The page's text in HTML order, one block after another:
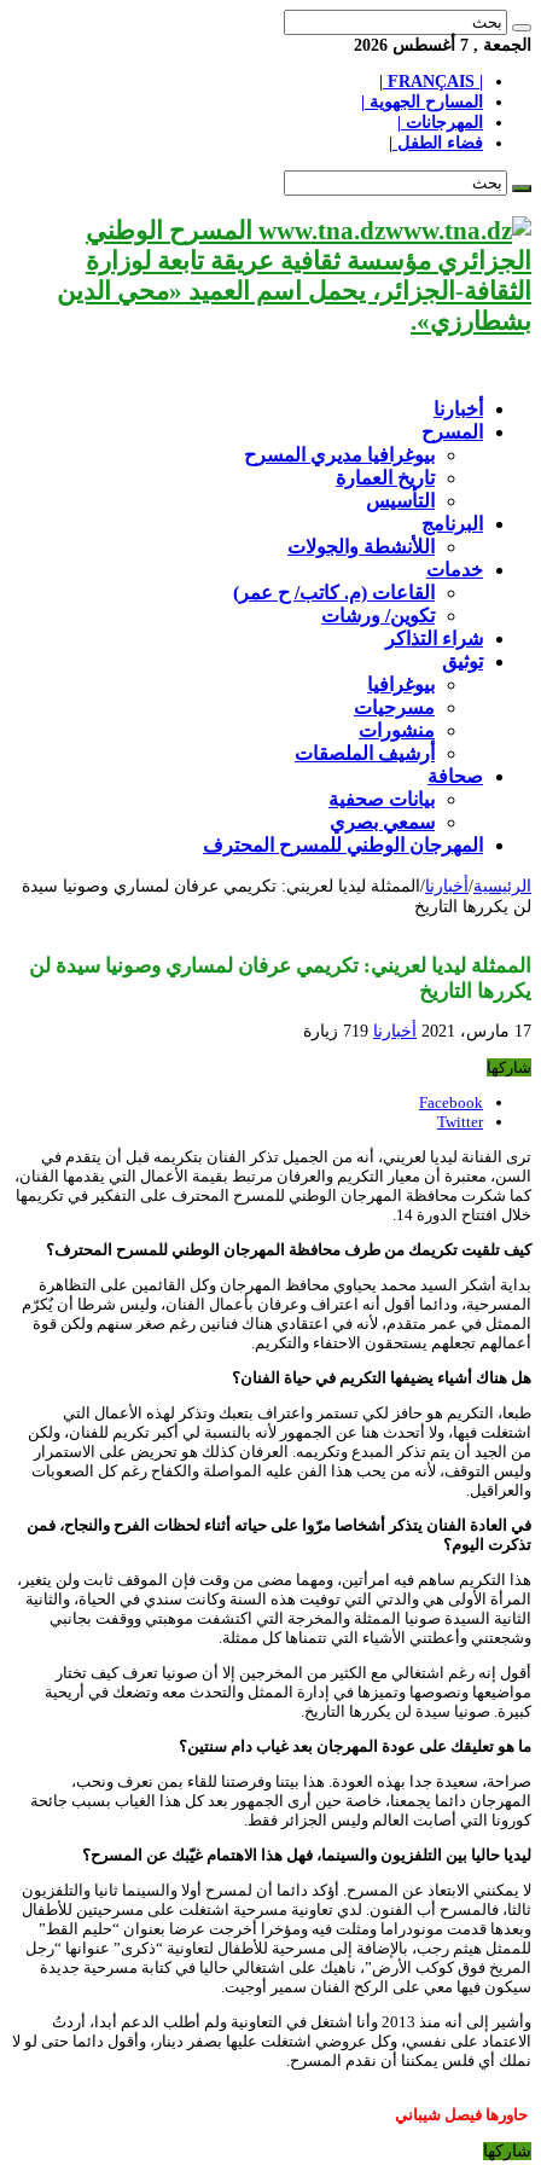
الجمعة , 7 أغسطس 2026
المسارح الجهوية |
المهرجانات |
فضاء الطفل |
www.tna.dz المسرح الوطني
الجزائري مؤسسة ثقافية عريقة تابعة لوزارة
الثقافة-الجزائر، يحمل اسم العميد «محي الدين
بشطارزي».
أخبارنا
المسرح
بيوغرافيا مديري المسرح
تاريخ العمارة
التأسيس
البرنامج
اللأنشطة والجولات
خدمات
القاعات (م. كاتب/ ح عمر)
تكوين/ ورشات
شراء التذاكر
توثيق
بيوغرافيا
مسرحيات
منشورات
أرشيف الملصقات
صحافة
بيانات صحفية
سمعي بصري
المهرجان الوطني للمسرح المحترف
الرئيسية/ أخبارنا/ الممثلة ليديا لعريني: تكريمي عرفان لمساري وصونيا سيدة
لن يكررها التاريخ
الممثلة ليديا لعريني: تكريمي عرفان لمساري وصونيا سيدة لن
يكررها التاريخ
17 مارس، 2021 أخبارنا 719 زيارة
شاركها
Facebook
Twitter
ترى الفنانة ليديا لعريني، أنه من الجميل تذكر الفنان بتكريمه قبل أن يتقدم في
السن، معتبرة أن معيار التكريم والعرفان مرتبط بقيمة الأعمال التي يقدمها الفنان،
كما شكرت محافظة المهرجان الوطني للمسرح المحترف على التفكير في تكريمها
خلال افتتاح الدورة 14.
كيف تلقيت تكريمك من طرف محافظة المهرجان الوطني للمسرح المحترف؟
بداية أشكر السيد محمد يحياوي محافظ المهرجان وكل القائمين على التظاهرة
المسرحية، ودائما أقول أنه اعتراف وعرفان بأعمال الفنان، وليس شرطا أن يٌكرّم
الممثل في عمر متقدم، لأنه في اعتقادي هناك فنانين رغم صغر سنهم ولكن قوة
أعمالهم تجعلهم يستحقون الاحتفاء والتكريم.
هل هناك أشياء يضيفها التكريم في حياة الفنان؟
طبعا، التكريم هو حافز لكي تستمر واعتراف بتعبك وتذكر لهذه الأعمال التي
اشتغلت فيها، ولا أتحدث هنا عن الجمهور لأنه بالنسبة لي أكبر تكريم للفنان، ولكن
من الجيد أن يتم تذكر المبدع وتكريمه. العرفان كذلك هو تحريض على الاستمرار
وليس التوقف، لأنه من يحب هذا الفن عليه المواصلة والكفاح رغم كل الصعوبات
والعراقيل.
في العادة الفنان يتذكر أشخاصا مرّوا على حياته أثناء لحظات الفرح والنجاح، فمن
تذكرت اليوم؟
هذا التكريم ساهم فيه امرأتين، ومهما مضى من وقت فإن الموقف ثابت ولن يتغير،
المرأة الأولى هي والدتي التي توفيت هذه السنة وكانت سندي في الحياة، والثانية
الثانية السيدة صونيا الممثلة والمخرجة التي اكتشفت موهبتي ووقفت بجانبي
وشجعتني وأعطتني الأشياء التي تتمناها كل ممثلة.
أقول إنه رغم اشتغالي مع الكثير من المخرجين إلا أن صونيا تعرف كيف تختار
مواضيعها ونصوصها وتميزها في إدارة الممثل والتحدث معه وتضعك في أريحية
كبيرة. صونيا سيدة لن يكررها التاريخ.
ما هو تعليقك على عودة المهرجان بعد غياب دام سنتين؟
صراحة، سعيدة جدا بهذه العودة. هذا بيتنا وفرصتنا للقاء بمن نعرف ونحب،
المهرجان دائما يجمعنا، خاصة حين أرى الجمهور بعد كل هذا الغياب بسبب جائحة
كورونا التي أصابت العالم وليس الجزائر فقط.
ليديا حاليا بين التلفزيون والسينما، فهل هذا الاهتمام غيّبك عن المسرح؟
لا يمكنني الابتعاد عن المسرح. أؤكد دائما أن لمسرح أولا والسينما ثانيا والتلفزيون
ثالثا، فالمسرح أب الفنون. لدي تعاونية مسرحية اشتغلت على مسرحيتين للأطفال
وبعدها قدمت مونودراما ومثلت فيه ومؤخرا أخرجت عرضا بعنوان “حليم القط”
للممثل هيثم رجب، بالإضافة إلى مسرحية للأطفال لتعاونية “ذكرى” عنوانها “رجل
المريخ فوق كوكب الأرض”، ناهيك على اشتغالي حاليا في كتابة مسرحية جديدة
سيكون فيها معي على الركح الفنان سمير أوجيت.
وأشير إلى أنه منذ 2013 وأنا أشتغل في التعاونية ولم أطلب الدعم أبدا، أردتُ
الاعتماد على نفسي، وكل عروضي اشتغلت عليها بصفر دينار، وأقول دائما حتى لو لا
نملك أي فلس يمكننا أن نقدم المسرح.
حاورها فيصل شيباني
شاركها